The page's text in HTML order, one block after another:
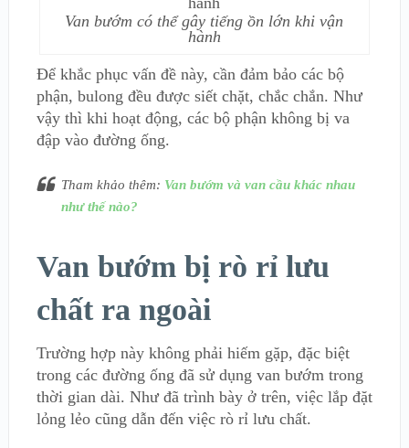
Van bướm có thể gây tiếng ồn lớn khi vận
hành
Để khắc phục vấn đề này, cần đảm bảo các bộ
phận, bulong đều được siết chặt, chắc chắn. Như
vậy thì khi hoạt động, các bộ phận không bị va
đập vào đường ống.
Tham khảo thêm: Van bướm và van cầu khác nhau
như thế nào?
Van bướm bị rò rỉ lưu
chất ra ngoài
Trường hợp này không phải hiếm gặp, đặc biệt
trong các đường ống đã sử dụng van bướm trong
thời gian dài. Như đã trình bày ở trên, việc lắp đặt
lỏng lẻo cũng dẫn đến việc rò rỉ lưu chất.